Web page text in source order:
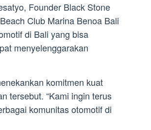
Founder Black Stone
Club Marina Benoa Bali
di Bali yang bisa
menyelenggarakan
komitmen kuat
tersebut. “Kami ingin terus
komunitas otomotif di